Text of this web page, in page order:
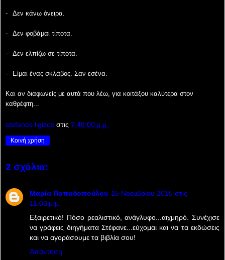
- Δεν κάνω όνειρα.
- Δεν φοβάμαι τίποτα.
- Δεν ελπίζω σε τίποτα.
- Είμαι ένας σκλάβος. Σαν εσένα.
Και αν διαφωνείς με αυτά που λέω, για κοιτάξου καλύτερα στον
καθρέφτη...
stefanos ligizos στις 7:48:00 μ.μ.
Κοινή χρήση
2 σχόλια:
Μαρία Παπαδοπούλου 15 Νοεμβρίου 2015 στις
11:03 μ.μ.
Eξαιρετικό! Πόσο ρεαλιστικό, ανάγλυφο...αιχμηρό. Συνέχισε
να γράφεις διηγήματα Στέφανε...εύχομαι και να τα εκδώσεις
και να αγοράσουμε τα βιβλία σου!
Απάντηση